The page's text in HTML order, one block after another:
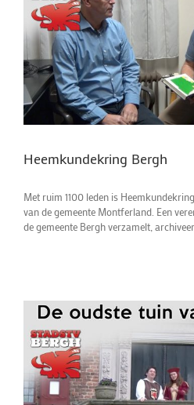
Heemkundekring Bergh
Met ruim 1100 leden is
van de gemeente Montferland. Een
de gemeente Bergh verzamelt,